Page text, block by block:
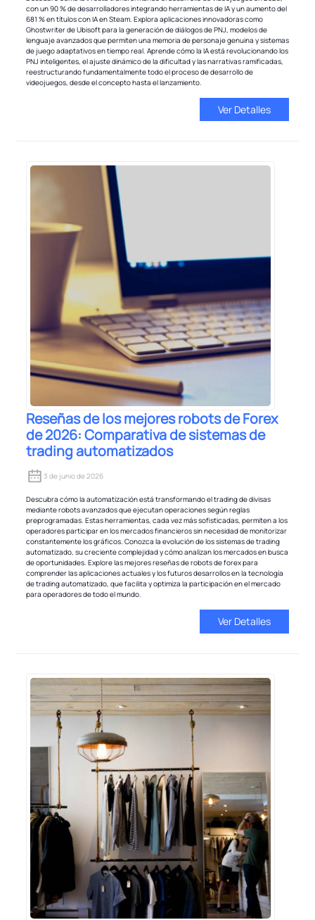
con un 90 % de desarrolladores integrando herramientas de IA y un aumento del
681 % en títulos con IA en Steam. Explora aplicaciones innovadoras como
Ghostwriter de Ubisoft para la generación de diálogos de PNJ, modelos de
lenguaje avanzados que permiten una memoria de personaje genuina y sistemas
de juego adaptativos en tiempo real. Aprende cómo la IA está revolucionando los
PNJ inteligentes, el ajuste dinámico de la dificultad y las narrativas ramificadas,
reestructurando fundamentalmente todo el proceso de desarrollo de
videojuegos, desde el concepto hasta el lanzamiento.
Ver Detalles
Reseñas de los mejores robots de Forex
de 2026: Comparativa de sistemas de
trading automatizados
3 de junio de 2026
Descubra cómo la automatización está transformando el trading de divisas
mediante robots avanzados que ejecutan operaciones según reglas
preprogramadas. Estas herramientas, cada vez más sofisticadas, permiten a los
operadores participar en los mercados financieros sin necesidad de monitorizar
constantemente los gráficos. Conozca la evolución de los sistemas de trading
automatizado, su creciente complejidad y cómo analizan los mercados en busca
de oportunidades. Explore las mejores reseñas de robots de forex para
comprender las aplicaciones actuales y los futuros desarrollos en la tecnología
de trading automatizado, que facilita y optimiza la participación en el mercado
para operadores de todo el mundo.
Ver Detalles